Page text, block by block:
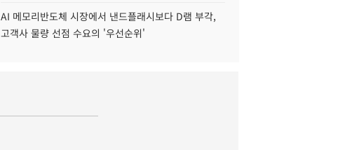
AI 메모리반도체 시장에서 낸드플래시보다 D램 부각,
고객사 물량 선점 수요의 '우선순위'